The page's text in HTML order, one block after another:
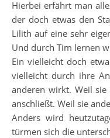
Hierbei erfährt man
der doch etwas den
Lilith auf eine sehr
Und durch Tim lernen
Ein vielleicht doch
vielleicht durch ihre
anderen wirkt. Weil
anschließt. Weil sie
Anders wird
türmen sich die